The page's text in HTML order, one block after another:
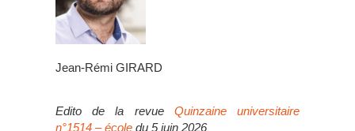
Jean-Rémi GIRARD
Edito de la revue Quinzaine universitaire
n°1514 – école du 5 juin 2026